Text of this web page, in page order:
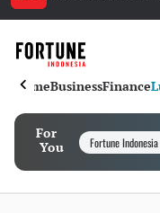
HomeBusinessFinance
For
You
Fortune